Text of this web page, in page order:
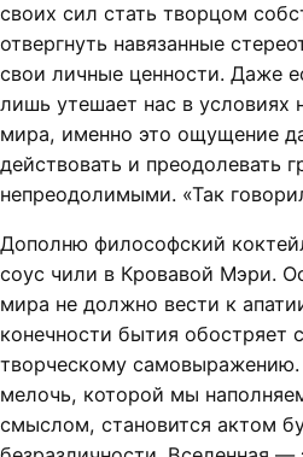
своих сил стать творцом
отвергнуть навязанные
свои личные ценности. Даже
лишь утешает нас в условиях
мира, именно это ощущение
действовать и преодолевать
непреодолимыми. «Так
Дополню философский
соус чили в Кровавой Мэри.
мира не должно вести к
конечности бытия обостряет
творческому
мелочь, которой мы
смыслом, становится актом